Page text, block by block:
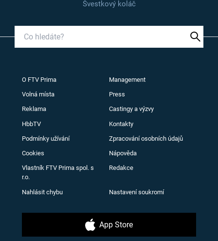
Švestkový koláč
O FTV Prima Management
Volná místa Press
Reklama Castingy a výzvy
HbbTV Kontakty
Podmínky užívání Zpracování osobních údajů
Cookies Nápověda
Vlastník FTV Prima spol. s
r.o.
Redakce
Nahlásit chybu Nastavení soukromí
App Store